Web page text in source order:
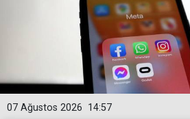
14:57
07 Ağustos 2026